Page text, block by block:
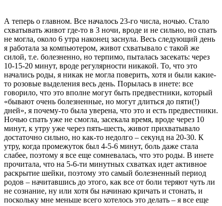
А теперь о главном. Все началось 23-го числа, ночью. Стало
схватывать живот где-то в 3 ночи, вроде и не сильно, но спать
не могла, около 6 утра наконец заснула. Весь следующий день
я работала за компьютером, живот схватывало с такой же
силой, т.е. болезненно, но терпимо, пыталась засекать: через
10-15-20 минут, вроде регулярности никакой. То, что это
начались роды, я никак не могла поверить, хотя и были какие-
то розовые выделения весь день. Порылась в инете: все
говорило, что это вполне могут быть предвестники, который
«бывают очень болезненные, но могут длиться до пяти(!)
дней», я почему-то была уверена, что это и есть предвестники.
Ночью спать уже не смогла, засекала время, вроде через 10
минут, к утру уже через пять-шесть, живот прихватывало
достаточно сильно, но как-то недолго – секунд на 20-30. К
утру, когда промежуток был 4-5-6 минут, боль даже стала
слабее, поэтому я все еще сомневалась, что это роды. В инете
прочитала, что на 5-6-ти минутных схватках идет активное
раскрытие шейки, поэтому это самый болезненный период
родов – начитавшись до этого, как все от боли теряют чуть ли
не сознание, ну или хотя бы начинаю кричать и стонать, и
поскольку мне меньше всего хотелось это делать – я все еще